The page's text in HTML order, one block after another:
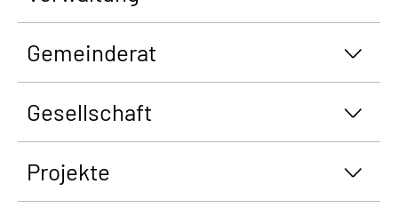
Gemeinderat
Gesellschaft
Projekte